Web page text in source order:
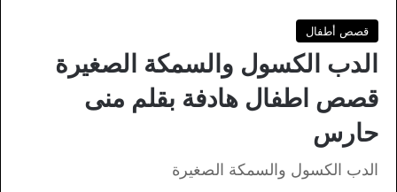
قصص أطفال
الدب الكسول والسمكة الصغيرة
قصص اطفال هادفة بقلم منى
حارس
الدب الكسول والسمكة الصغيرة